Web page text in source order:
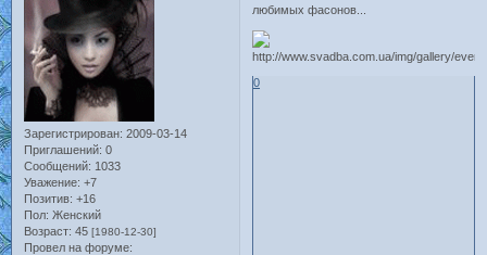
Зарегистрирован: 2009-03-14
Приглашений: 0
Сообщений: 1033
Уважение: +7
Позитив: +16
Пол: Женский
Возраст: 45 [1980-12-30]
Провел на форуме:
любимых фасонов...
0